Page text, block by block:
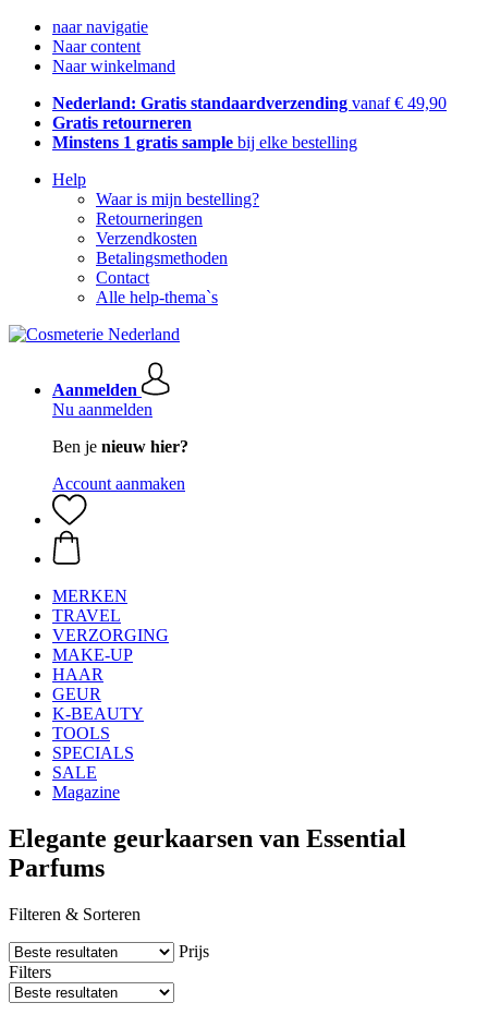
naar navigatie
Naar content
Naar winkelmand
Nederland: Gratis standaardverzending vanaf € 49,90
Gratis retourneren
Minstens 1 gratis sample bij elke bestelling
Help
Waar is mijn bestelling?
Retourneringen
Verzendkosten
Betalingsmethoden
Contact
Alle help-thema`s
Aanmelden
Nu aanmelden
Ben je nieuw hier?
Account aanmaken
MERKEN
TRAVEL
VERZORGING
MAKE-UP
HAAR
GEUR
K-BEAUTY
TOOLS
SPECIALS
SALE
Magazine
Elegante geurkaarsen van Essential
Parfums
Filteren & Sorteren
Prijs
Filters